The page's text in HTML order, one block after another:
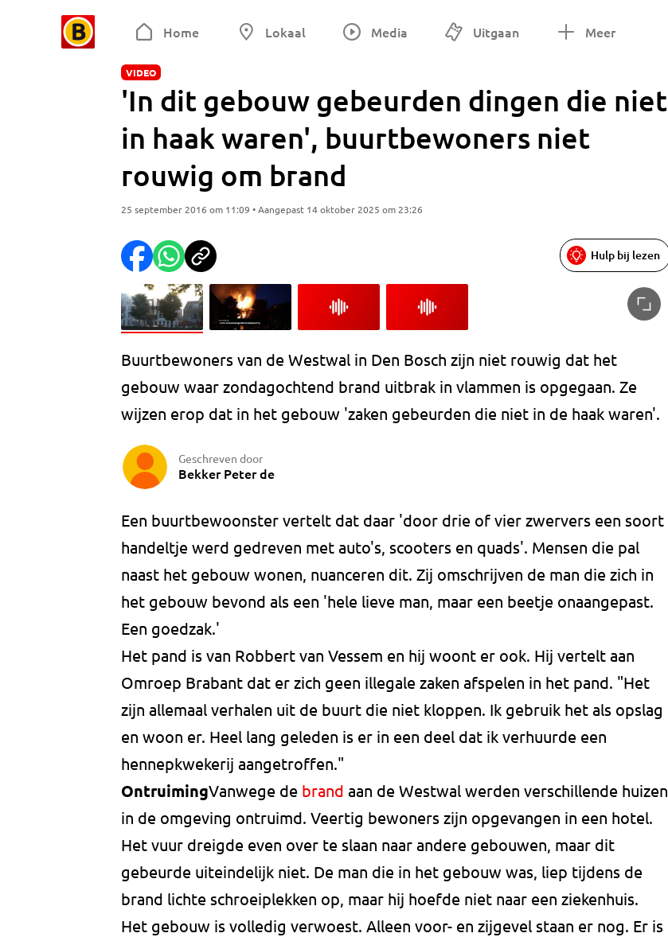
Home Lokaal Media Uitgaan Meer
VIDEO
'In dit gebouw gebeurden dingen die niet
in haak waren', buurtbewoners niet
rouwig om brand
25 september 2016 om 11:09 • Aangepast 14 oktober 2025 om 23:26
Hulp bij lezen
Buurtbewoners van de Westwal in Den Bosch zijn niet rouwig dat het
gebouw waar zondagochtend brand uitbrak in vlammen is opgegaan. Ze
wijzen erop dat in het gebouw 'zaken gebeurden die niet in de haak waren'.
Geschreven door
Bekker Peter de
Een buurtbewoonster vertelt dat daar 'door drie of vier zwervers een soort
handeltje werd gedreven met auto's, scooters en quads'. Mensen die pal
naast het gebouw wonen, nuanceren dit. Zij omschrijven de man die zich in
het gebouw bevond als een 'hele lieve man, maar een beetje onaangepast.
Een goedzak.'
Het pand is van Robbert van Vessem en hij woont er ook. Hij vertelt aan
Omroep Brabant dat er zich geen illegale zaken afspelen in het pand. "Het
zijn allemaal verhalen uit de buurt die niet kloppen. Ik gebruik het als opslag
en woon er. Heel lang geleden is er in een deel dat ik verhuurde een
hennepkwekerij aangetroffen."
OntruimingVanwege de brand aan de Westwal werden verschillende huizen
in de omgeving ontruimd. Veertig bewoners zijn opgevangen in een hotel.
Het vuur dreigde even over te slaan naar andere gebouwen, maar dit
gebeurde uiteindelijk niet. De man die in het gebouw was, liep tijdens de
brand lichte schroeiplekken op, maar hij hoefde niet naar een ziekenhuis.
Het gebouw is volledig verwoest. Alleen voor- en zijgevel staan er nog. Er is